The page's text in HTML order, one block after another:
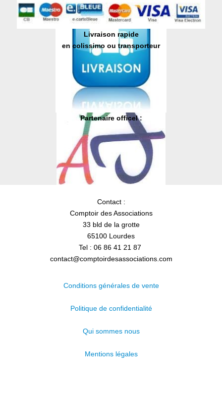
Livraison rapide
en colissimo ou transporteur
Partenaire officel :
Contact :
Comptoir des Associations
33 bld de la grotte
65100 Lourdes
Tel : 06 86 41 21 87
contact@comptoirdesassociations.com
Conditions générales de vente
Politique de confidentialité
Qui sommes nous
Mentions légales